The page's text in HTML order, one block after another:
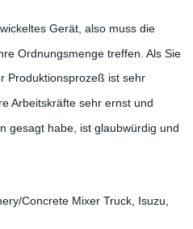
Gerät, also muss die
Ordnungsmenge treffen. Als Sie
Produktionsprozeß ist sehr
Arbeitskräfte sehr ernst und
gesagt habe, ist glaubwürdig und